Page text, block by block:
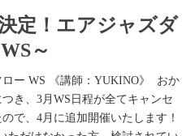
定！エアジャズダ
～
ー WS 《講師：YUKINO》 おか
き、3月WS日程が全てキャンセ
で、4月に追加開催いたします！